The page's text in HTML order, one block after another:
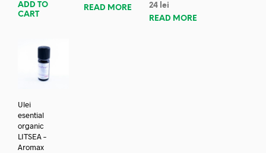
ADD TO
CART
READ MORE
24 lei
READ MORE
Ulei
esential
organic
LITSEA –
Aromax